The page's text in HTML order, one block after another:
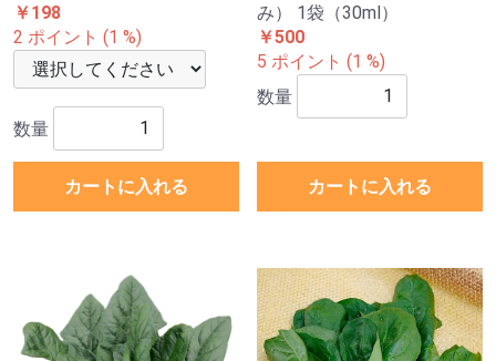
￥198
2 ポイント (1 %)
数量
カートに入れる
み） 1袋（30ml）
￥500
5 ポイント (1 %)
数量
カートに入れる